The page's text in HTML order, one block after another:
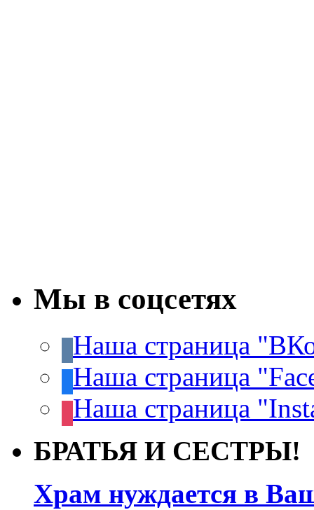
Мы в соцсетях
Наша страница
Наша страница
Наша страница
БРАТЬЯ И СЕСТРЫ!
Храм нуждается в